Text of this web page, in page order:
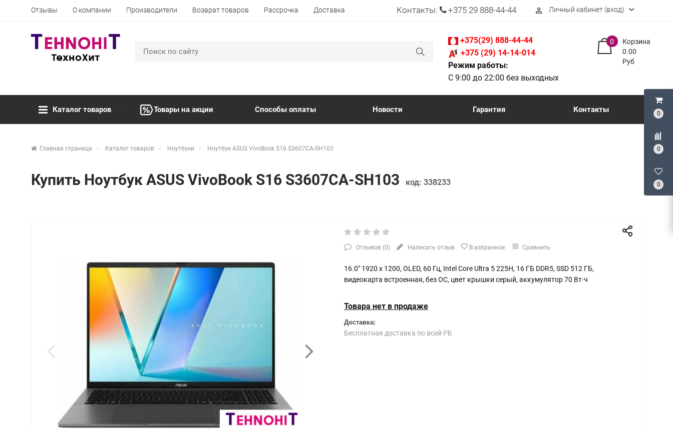
0
0
0
Отзывы О компании Производители Возврат товаров Рассрочка Доставка Контакты: +375 29 888-44-44 perm_identity Личный кабинет (вход)
+375(29) 888-44-44
+375 (29) 14-14-014
Режим работы:
С 9:00 до 22:00 без выходных
Корзина
0
0.00
Руб
Каталог товаров Товары на акции Способы оплаты Новости Гарантия Контакты
Главная страница Каталог товаров Ноутбуки Ноутбук ASUS VivoBook S16 S3607CA-SH103
Купить Ноутбук ASUS VivoBook S16 S3607CA-SH103 код: 338233
Отзывов (0) Написать отзыв В избранное Сравнить
16.0" 1920 x 1200, OLED, 60 Гц, Intel Core Ultra 5 225H, 16 ГБ DDR5, SSD 512 ГБ,
видеокарта встроенная, без ОС, цвет крышки серый, аккумулятор 70 Вт·ч
Товара нет в продаже
Доставка:
Бесплатная доставка по всей РБ